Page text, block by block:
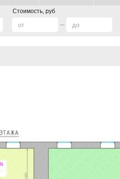
Стоимость, руб